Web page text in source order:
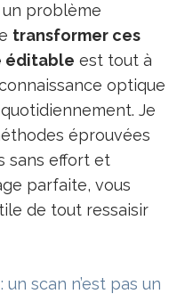
un problème
transformer ces
éditable est tout à
optique
Je
éprouvées
sans effort et
parfaite, vous
de tout ressaisir
scan n’est pas un